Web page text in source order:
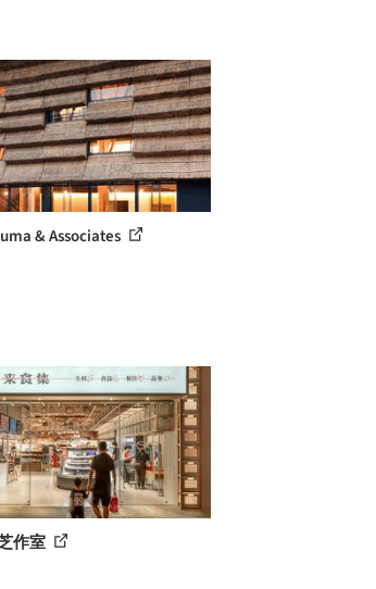
& Associates
作室